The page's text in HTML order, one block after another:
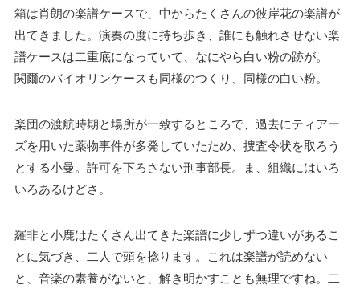
箱は肖朗の楽譜ケースで、中からたくさんの彼岸花の楽譜が
出てきました。演奏の度に持ち歩き、誰にも触れさせない楽
譜ケースは二重底になっていて、なにやら白い粉の跡が。
関爾のバイオリンケースも同様のつくり、同様の白い粉。
楽団の渡航時期と場所が一致するところで、過去にティアー
ズを用いた薬物事件が多発していたため、捜査令状を取ろう
とする小曼。許可を下ろさない刑事部長。ま、組織にはいろ
いろあるけどさ。
羅非と小鹿はたくさん出てきた楽譜に少しずつ違いがあるこ
とに気づき、二人で頭を捻ります。これは楽譜が読めない
と、音楽の素養がないと、解き明かすことも無理ですね。二